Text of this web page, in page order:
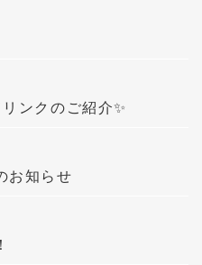
ンクのご紹介✨
お知らせ